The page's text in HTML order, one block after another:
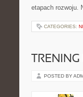
etapach rozwoju.
CATEGORIES:
POSTED BY